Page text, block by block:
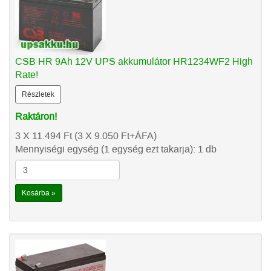
CSB HR 9Ah 12V UPS akkumulátor HR1234WF2 High
Rate!
Részletek
Raktáron!
3 X 11.494 Ft(3 X 9.050 Ft+ÁFA)
Mennyiségi egység (1 egység ezt takarja): 1 db
Kosárba »